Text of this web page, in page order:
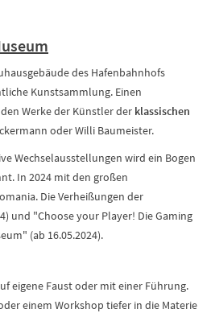
des Hafenbahnhofs
Kunstsammlung. Einen
Werke der Künstler der klassischen
oder Willi Baumeister.
Wechselausstellungen wird ein Bogen
In 2024 mit den großen
Die Verheißungen der
und "Choose your Player! Die Gaming
(ab 16.05.2024).
eigene Faust oder mit einer Führung.
einem Workshop tiefer in die Materie